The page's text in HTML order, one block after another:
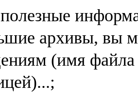
архивы, вы
(имя